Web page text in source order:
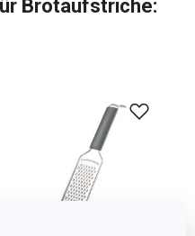
Brotaufstriche: